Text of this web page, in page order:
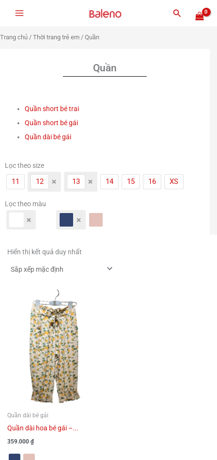
dung
Tìm
Trang chủ / Thời trang trẻ em / Quần
Quần
Quần short bé trai
Quần short bé gái
Quần dài bé gái
Lọc theo size
11 12 13 14 15 16 XS
Lọc theo màu
Hiển thị kết quả duy nhất
Quần dài bé gái
Quần dài hoa bé gái –...
359.000 ₫
có
thể
được
chọn